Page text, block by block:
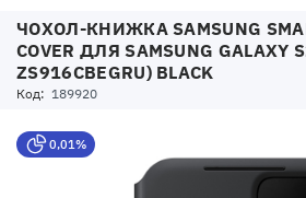
ЧОХОЛ-КНИЖКА SAMSUNG
COVER ДЛЯ SAMSUNG GALAXY
ZS916CBEGRU) BLACK
Код: 189920
0,01%